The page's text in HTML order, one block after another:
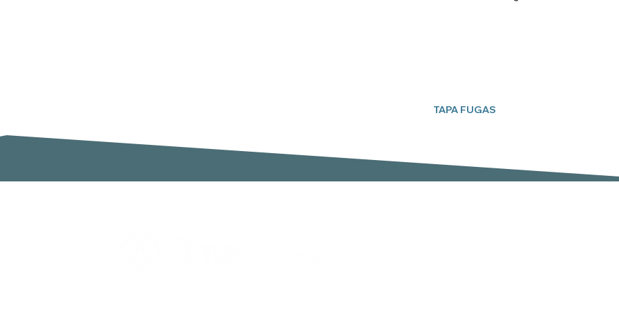
TAPA FUGAS